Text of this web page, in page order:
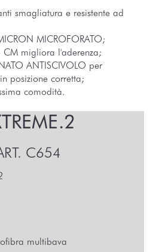
smagliatura e resistente ad
MICROFORATO;
CM migliora l'aderenza;
ANTISCIVOLO per
posizione corretta;
comodità.
C654
multibava